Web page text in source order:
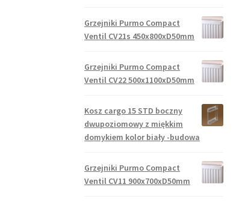
Grzejniki Purmo Compact
Ventil CV21s 450x800xD50mm
Grzejniki Purmo Compact
Ventil CV22 500x1100xD50mm
Kosz cargo 15 STD boczny
dwupoziomowy z miękkim
domykiem kolor biały -budowa
Grzejniki Purmo Compact
Ventil CV11 900x700xD50mm